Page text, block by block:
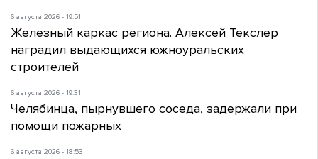
6 августа 2026 - 19:51
Железный каркас региона. Алексей Текслер
наградил выдающихся южноуральских
строителей
6 августа 2026 - 19:31
Челябинца, пырнувшего соседа, задержали при
помощи пожарных
6 августа 2026 - 18:53